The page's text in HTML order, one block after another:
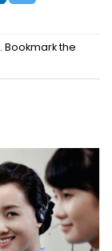
. Bookmark the